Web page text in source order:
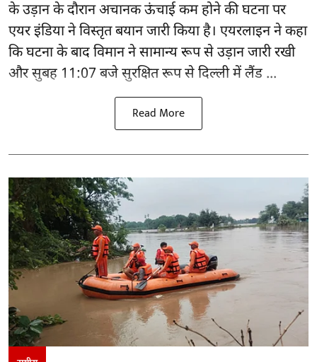
के उड़ान के दौरान अचानक ऊंचाई कम होने की घटना पर
एयर इंडिया ने विस्तृत बयान जारी किया है। एयरलाइन ने कहा
कि घटना के बाद विमान ने सामान्य रूप से उड़ान जारी रखी
और सुबह 11:07 बजे सुरक्षित रूप से दिल्ली में लैंड ...
Read More